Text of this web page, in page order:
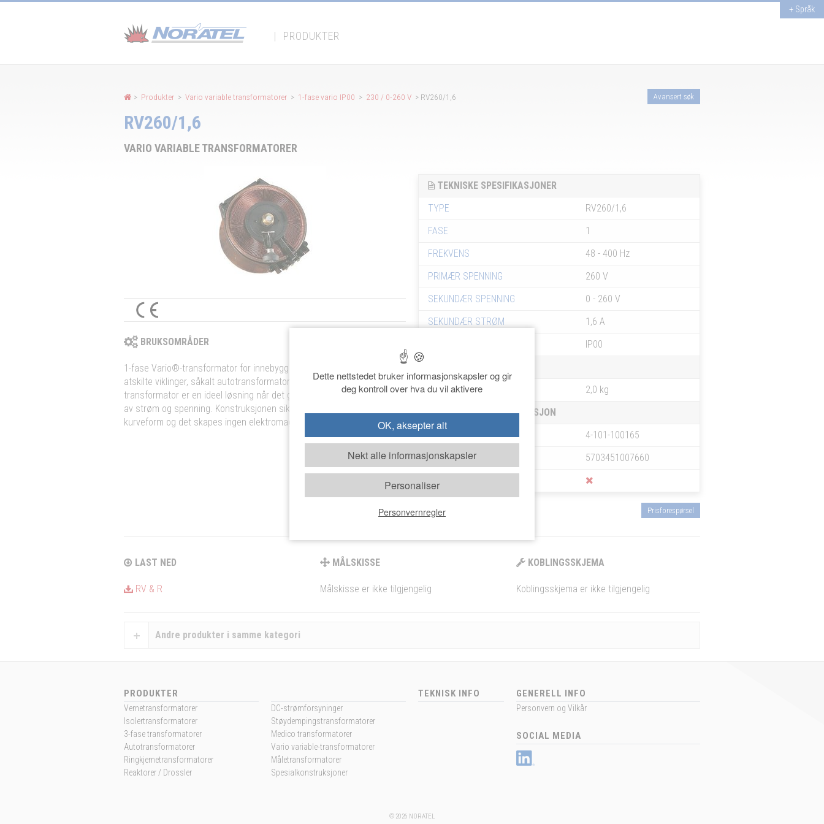
+ Språk
| PRODUKTER
> Produkter > Vario variable transformatorer > 1-fase vario IP00 > 230 / 0-260 V > RV260/1,6 Avansert søk
RV260/1,6
VARIO VARIABLE TRANSFORMATORER
BRUKSOMRÅDER
1-fase Vario®-transformator for innebygging i skap. Utført med ikke
atskilte viklinger, såkalt autotransformator. Noratels Vario®-
transformator er en ideel løsning når det gjelder trinnløs regulering
av strøm og spenning. Konstruksjonen sikrer en uforvrengt
kurveform og det skapes ingen elektromagnetisk støy (radiostøy).
TEKNISKE SPESIFIKASJONER
TYPE
RV260/1,6
FASE
1
FREKVENS
48 - 400 Hz
PRIMÆR SPENNING
260 V
SEKUNDÆR SPENNING
0 - 260 V
SEKUNDÆR STRØM
1,6 A
IP00
VEKT
2,0 kg
BESTILLINGSINFORMASJON
ART. NR.
4-101-100165
EAN NR.
5703451007660
Prisforespørsel
LAST NED
RV & R
MÅLSKISSE
Målskisse er ikke tilgjengelig
KOBLINGSSKJEMA
Koblingsskjema er ikke tilgjengelig
Andre produkter i samme kategori
PRODUKTER
Vernetransformatorer
Isolertransformatorer
3-fase transformatorer
Autotransformatorer
Ringkjernetransformatorer
Reaktorer / Drossler
DC-strømforsyninger
Støydempingstransformatorer
Medico transformatorer
Vario variable-transformatorer
Måletransformatorer
Spesialkonstruksjoner
TEKNISK INFO GENERELL INFO
Personvern og Vilkår
SOCIAL MEDIA
© 2026 NORATEL
Panel for informasjonskapsler
Dette nettstedet bruker informasjonskapsler og gir
deg kontroll over hva du vil aktivere
OK, aksepter alt
Nekt alle informasjonskapsler
Personaliser
Personvernregler